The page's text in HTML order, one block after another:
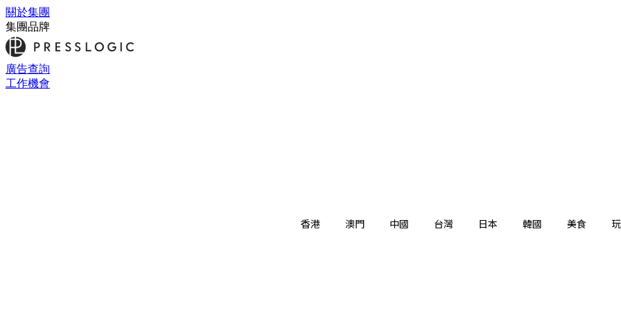
關於集團
集團品牌
廣告查詢
工作機會
香港 澳門 中國 台灣 日本 韓國 美食